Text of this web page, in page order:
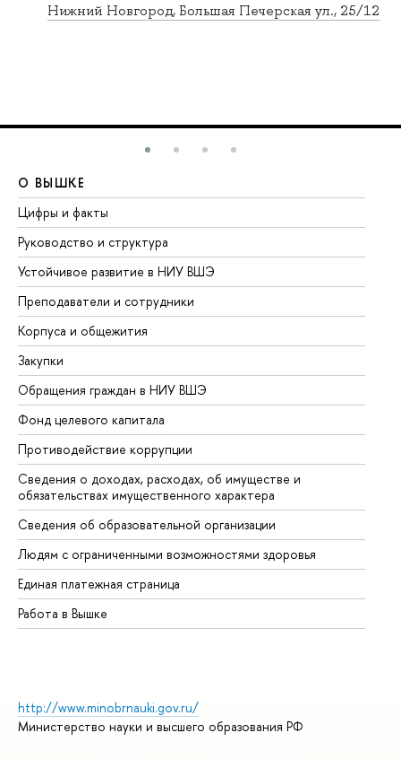
Нижний Новгород, Большая Печерская ул., 25/12
О ВЫШКЕ
Цифры и факты
Руководство и структура
Устойчивое развитие в НИУ ВШЭ
Преподаватели и сотрудники
Корпуса и общежития
Закупки
Обращения граждан в НИУ ВШЭ
Фонд целевого капитала
Противодействие коррупции
Сведения о доходах, расходах, об имуществе и
обязательствах имущественного характера
Сведения об образовательной организации
Людям с ограниченными возможностями здоровья
Единая платежная страница
Работа в Вышке
http://www.minobrnauki.gov.ru/
Министерство науки и высшего образования РФ